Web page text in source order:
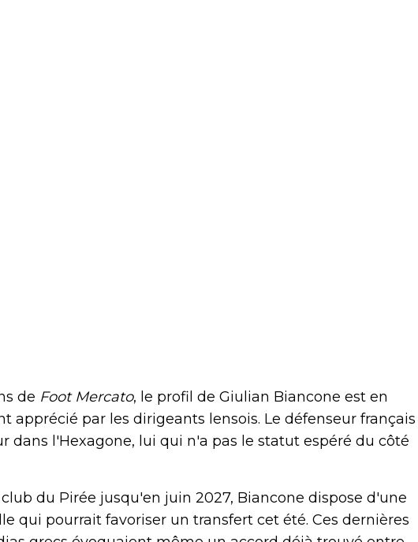
de Foot Mercato, le profil de Giulian Biancone est en
apprécié par les dirigeants lensois. Le défenseur français
dans l'Hexagone, lui qui n'a pas le statut espéré du côté
du Pirée jusqu'en juin 2027, Biancone dispose d'une
qui pourrait favoriser un transfert cet été. Ces dernières